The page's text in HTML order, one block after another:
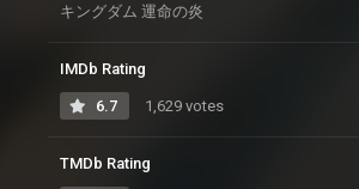
キングダム 運命の炎
IMDb Rating
6.7 1,629 votes
TMDb Rating